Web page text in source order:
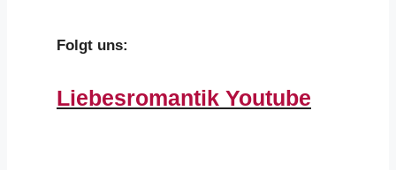
Folgt uns:
Liebesromantik Youtube